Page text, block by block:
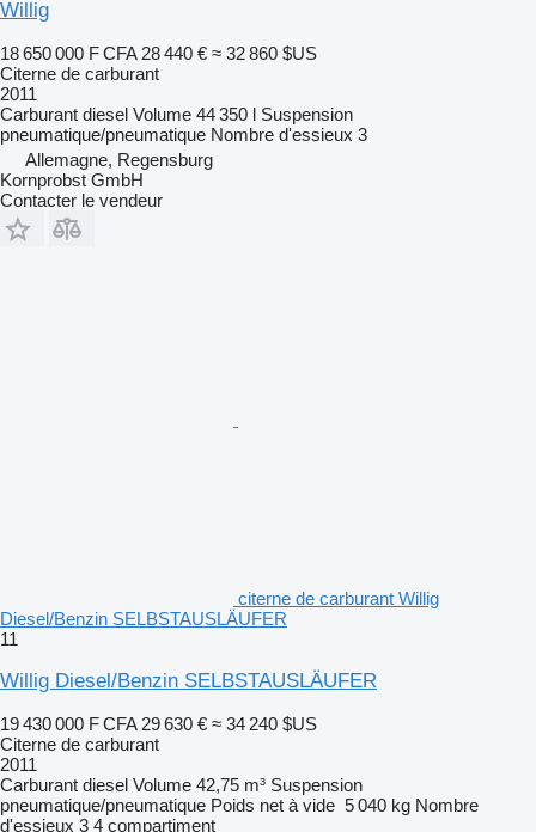
Willig
18 650 000 F CFA 28 440 € ≈ 32 860 $US
Citerne de carburant
2011
Carburant diesel Volume 44 350 l Suspension
pneumatique/pneumatique Nombre d'essieux 3
Allemagne, Regensburg
Kornprobst GmbH
Contacter le vendeur
citerne de carburant Willig
Diesel/Benzin SELBSTAUSLÄUFER
11
Willig Diesel/Benzin SELBSTAUSLÄUFER
19 430 000 F CFA 29 630 € ≈ 34 240 $US
Citerne de carburant
2011
Carburant diesel Volume 42,75 m³ Suspension
pneumatique/pneumatique Poids net à vide 5 040 kg Nombre
d'essieux 3 4 compartiment